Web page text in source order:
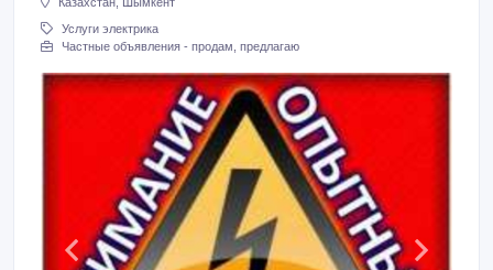
Казахстан, Шымкент
Услуги электрика
Частные объявления - продам, предлагаю